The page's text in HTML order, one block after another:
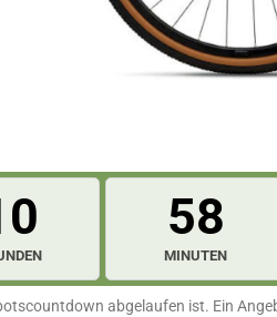
58
MINUTEN
abgelaufen ist. Ein